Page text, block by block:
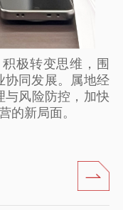
极转变思维，围
协同发展。属地经
与风险防控，加快
的新局面。